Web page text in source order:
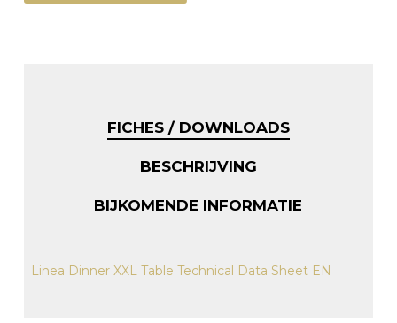
FICHES / DOWNLOADS
BESCHRIJVING
BIJKOMENDE INFORMATIE
Linea Dinner XXL Table Technical Data Sheet EN